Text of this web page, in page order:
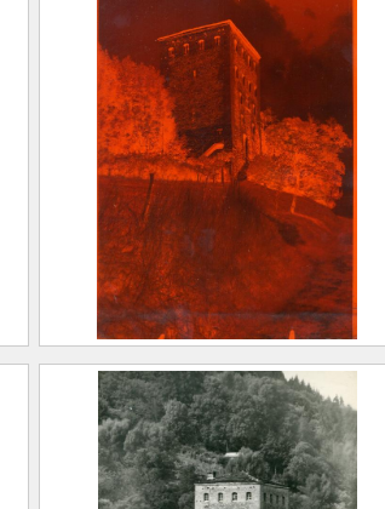
FEUGIER, Albert Marius
(Saint-Marcellin, 1893 –
Allevard, 1962)
Eastman Kodak Company
Dit Kodak
CE2020.1.142
Vue de la Tour du Treuil
FEUGIER, Albert Marius
(Saint-Marcellin, 1893 –
Allevard, 1962)